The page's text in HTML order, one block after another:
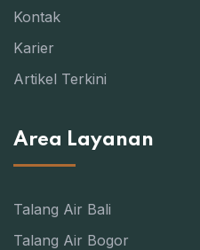
Kontak
Karier
Artikel Terkini
Area Layanan
Talang Air Bali
Talang Air Bogor